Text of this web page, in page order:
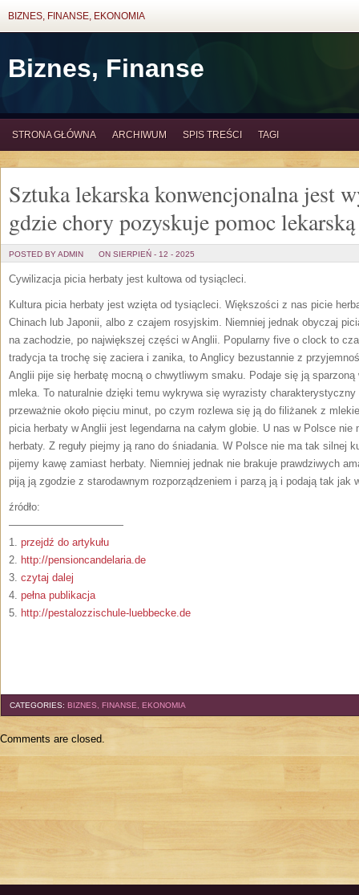
BIZNES, FINANSE, EKONOMIA
Biznes, Finanse
STRONA GŁÓWNA ARCHIWUM SPIS TREŚCI TAGI
Sztuka lekarska konwencjonalna jest
gdzie chory pozyskuje pomoc lekarską
POSTED BY ADMIN ON SIERPIEŃ - 12 - 2025
Cywilizacja picia herbaty jest kultowa od tysiącleci.
Kultura picia herbaty jest wzięta od tysiącleci. Większości z nas picie
Chinach lub Japonii, albo z czajem rosyjskim. Niemniej jednak obyczaj
na zachodzie, po największej części w Anglii. Popularny five o clock to
tradycja ta trochę się zaciera i zanika, to Anglicy bezustannie z
Anglii pije się herbatę mocną o chwytliwym smaku. Podaje się ją
mleka. To naturalnie dzięki temu wykrywa się wyrazisty
przeważnie około pięciu minut, po czym rozlewa się ją do filiżanek z
picia herbaty w Anglii jest legendarna na całym globie. U nas w Polsce
herbaty. Z reguły piejmy ją rano do śniadania. W Polsce nie ma tak silnej
pijemy kawę zamiast herbaty. Niemniej jednak nie brakuje prawdziwych
piją ją zgodzie z starodawnym rozporządzeniem i parzą ją i podają tak jak
źródło:
———————————
1. przejdź do artykułu
2. http://pensioncandelaria.de
3. czytaj dalej
4. pełna publikacja
5. http://pestalozzischule-luebbecke.de
CATEGORIES: BIZNES, FINANSE, EKONOMIA
Comments are closed.